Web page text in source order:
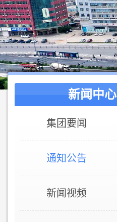
新闻中心
集团要闻
通知公告
新闻视频